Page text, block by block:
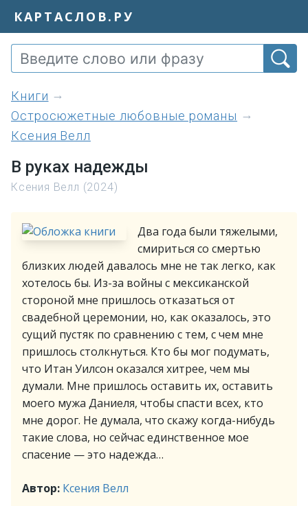
КАРТАСЛОВ.РУ
книги
Остросюжетные любовные романы
Ксения Велл
В руках надежды
Ксения Велл (2024)
Два года были тяжелыми,
смириться со смертью
близких людей давалось мне не так легко, как
хотелось бы. Из-за войны с мексиканской
стороной мне пришлось отказаться от
свадебной церемонии, но, как оказалось, это
сущий пустяк по сравнению с тем, с чем мне
пришлось столкнуться. Кто бы мог подумать,
что Итан Уилсон оказался хитрее, чем мы
думали. Мне пришлось оставить их, оставить
моего мужа Даниеля, чтобы спасти всех, кто
мне дорог. Не думала, что скажу когда-нибудь
такие слова, но сейчас единственное мое
спасение — это надежда…
Автор: Ксения Велл